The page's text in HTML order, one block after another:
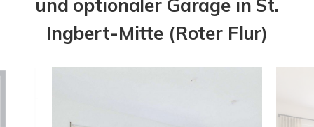
und optionaler Garage in St.
Ingbert-Mitte (Roter Flur)